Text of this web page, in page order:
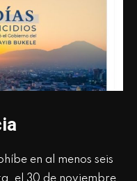
en al menos seis